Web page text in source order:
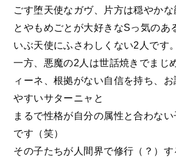
ごす堕天使なガヴ、片方は穏やか
とやもめごとが大好きなSっ気のあ
いぶ天使にふさわしくない2人です。
一方、悪魔の2人は世話焼きでまじ
ィーネ、根拠がない自信を持ち、
やすいサターニャと
まるで性格が自分の属性と合わな
です（笑）
その子たちが人間界で修行（？）